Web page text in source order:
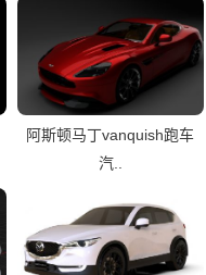
阿斯顿马丁vanquish跑车
汽..